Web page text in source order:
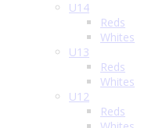
U14
Reds
Whites
U13
Reds
Whites
U12
Reds